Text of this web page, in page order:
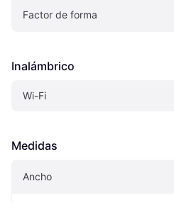
Factor de forma
Inalámbrico
Wi-Fi
Medidas
Ancho